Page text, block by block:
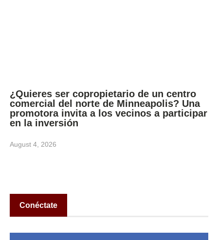
¿Quieres ser copropietario de un centro
comercial del norte de Minneapolis? Una
promotora invita a los vecinos a participar
en la inversión
August 4, 2026
Conéctate